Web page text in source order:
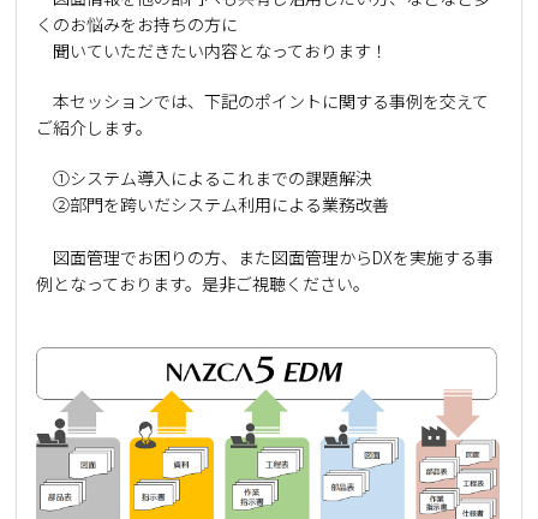
くのお悩みをお持ちの方に
聞いていただきたい内容となっております！
本セッションでは、下記のポイントに関する事例を交えて
ご紹介します。
①システム導入によるこれまでの課題解決
②部門を跨いだシステム利用による業務改善
図面管理でお困りの方、また図面管理からDXを実施する事
例となっております。是非ご視聴ください。